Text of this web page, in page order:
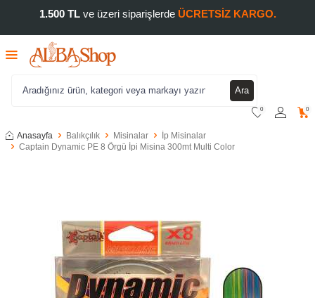
1.500 TLve üzeri siparişlerde ÜCRETSİZ KARGO.
Ara
0 0
Anasayfa Balıkçılık Misinalar
İp Misinalar
Captain Dynamic PE 8 Örgü İpi Misina 300mt Multi Color